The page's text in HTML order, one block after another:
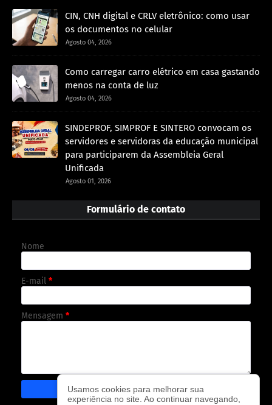
CIN, CNH digital e CRLV eletrônico: como usar
os documentos no celular
Agosto 04, 2026
Como carregar carro elétrico em casa gastando
menos na conta de luz
Agosto 04, 2026
SINDEPROF, SIMPROF E SINTERO convocam os
servidores e servidoras da educação municipal
para participarem da Assembleia Geral
Unificada
Agosto 01, 2026
Formulário de contato
Nome
E-mail *
Mensagem *
Usamos cookies para melhorar sua
experiência no site. Ao continuar navegando,